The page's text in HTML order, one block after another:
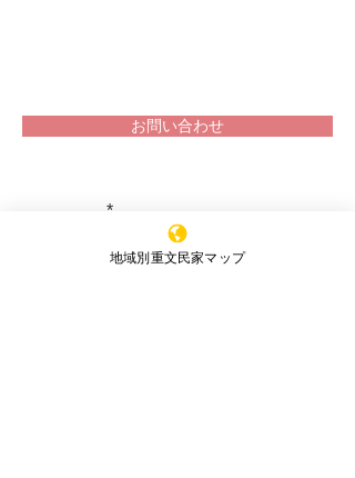
お問い合わせ
地域別重文民家マップ